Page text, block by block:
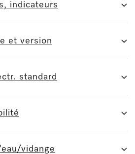
indicateurs
et version
standard
vidange